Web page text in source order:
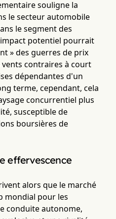
souligne la
le secteur automobile
le segment des
potentiel pourrait
» des guerres de prix
contraires à court
dépendantes d'un
terme, cependant, cela
concurrentiel plus
susceptible de
boursières de
effervescence
alors que le marché
mondial pour les
conduite autonome,